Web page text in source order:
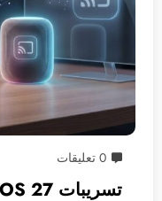
0 تعليقات